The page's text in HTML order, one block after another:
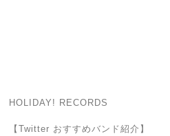
HOLIDAY! RECORDS
【Twitter おすすめバンド紹介】